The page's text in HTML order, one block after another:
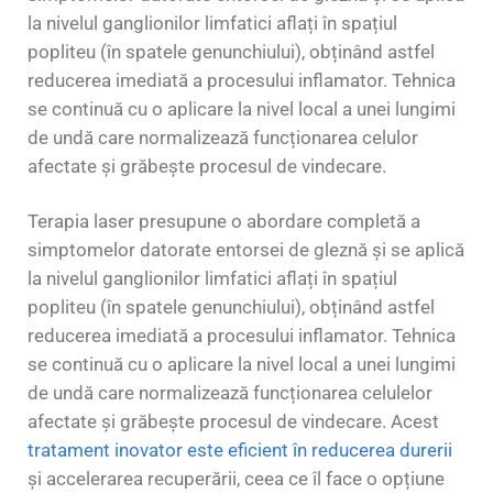
la nivelul ganglionilor limfatici aflați în spațiul
popliteu (în spatele genunchiului), obținând astfel
reducerea imediată a procesului inflamator. Tehnica
se continuă cu o aplicare la nivel local a unei lungimi
de undă care normalizează funcționarea celulor
afectate și grăbește procesul de vindecare.
Terapia laser presupune o abordare completă a
simptomelor datorate entorsei de gleznă și se aplică
la nivelul ganglionilor limfatici aflați în spațiul
popliteu (în spatele genunchiului), obținând astfel
reducerea imediată a procesului inflamator. Tehnica
se continuă cu o aplicare la nivel local a unei lungimi
de undă care normalizează funcționarea celulelor
afectate și grăbește procesul de vindecare. Acest
tratament inovator este eficient în reducerea durerii
și accelerarea recuperării, ceea ce îl face o opțiune